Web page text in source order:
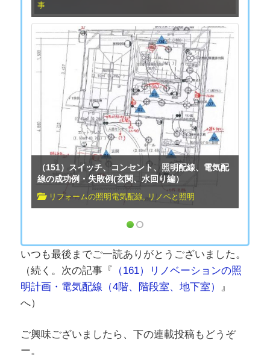
事
（151）スイッチ、コンセント、照明配線、電気配
線の成功例・失敗例(玄関、水回り編）
リフォームの照明電気配線 リノベと照明
いつも最後までご一読ありがとうございました。
（続く。次の記事『 （161）リノベーションの照
明計画・電気配線（4階、階段室、地下室）
』
へ）
ご興味ございましたら、下の連載投稿もどうぞ
ー。